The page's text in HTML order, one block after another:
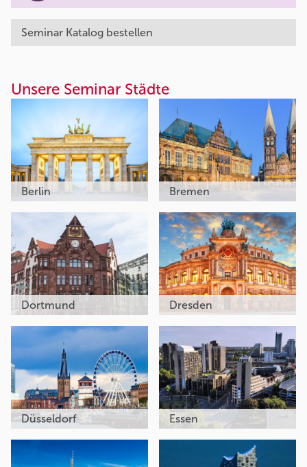
Seminar Katalog bestellen
Unsere Seminar Städte
Berlin Bremen
Dortmund Dresden
Düsseldorf Essen